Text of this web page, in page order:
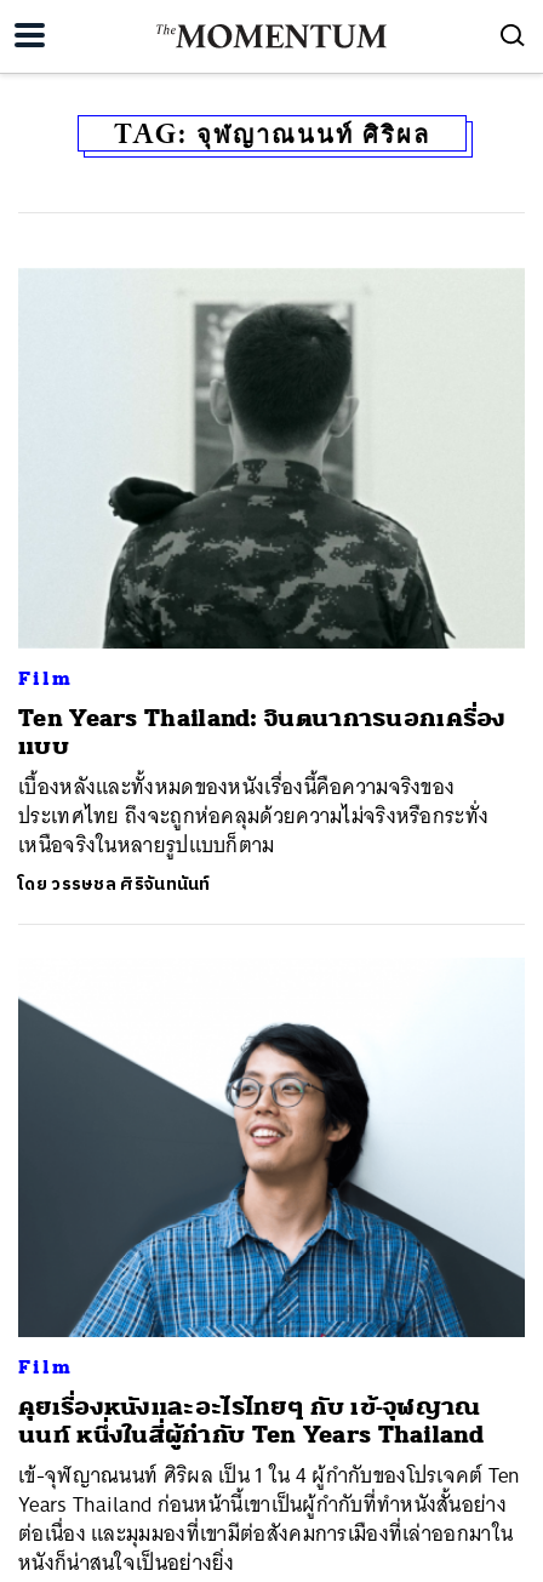
TAG: จุฬญาณนนท์ ศิริผล
Film
Ten Years Thailand: จินตนาการนอกเครื่อง
แบบ
เบื้องหลังและทั้งหมดของหนังเรื่องนี้คือความจริงของ
ประเทศไทย ถึงจะถูกห่อคลุมด้วยความไม่จริงหรือกระทั่ง
เหนือจริงในหลายรูปแบบก็ตาม
โดยวรรษชล ศิริจันทนันท์
Film
คุยเรื่องหนังและอะไรไทยๆ กับ เข้-จุฬญาณ
นนท์ หนึ่งในสี่ผู้กำกับ Ten Years Thailand
เข้-จุฬญาณนนท์ ศิริผล เป็น 1 ใน 4 ผู้กำกับของโปรเจคต์ Ten
Years Thailand ก่อนหน้านี้เขาเป็นผู้กำกับที่ทำหนังสั้นอย่าง
ต่อเนื่อง และมุมมองที่เขามีต่อสังคมการเมืองที่เล่าออกมาใน
หนังก็น่าสนใจเป็นอย่างยิ่ง
ค้นหา
SHARE TWEET LINE EMAIL